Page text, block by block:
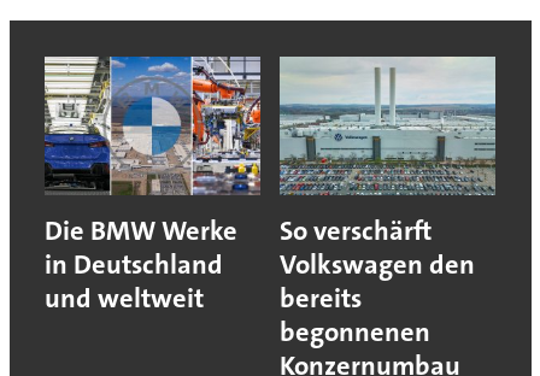
Die BMW Werke
in Deutschland
und weltweit
So verschärft
Volkswagen den
bereits
begonnenen
Konzernumbau